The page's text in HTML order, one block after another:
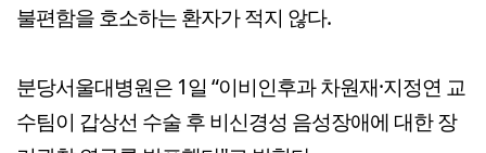
불편함을 호소하는 환자가 적지 않다.
분당서울대병원은 1일 “이비인후과 차원재·지정연 교
수팀이 갑상선 수술 후 비신경성 음성장애에 대한 장